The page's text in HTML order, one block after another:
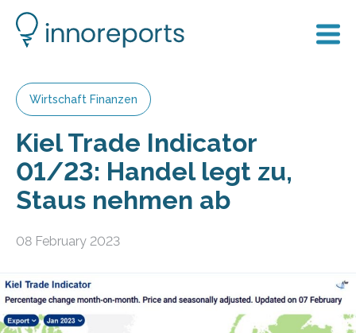
Wirtschaft Finanzen
Kiel Trade Indicator
01/23: Handel legt zu,
Staus nehmen ab
08 February 2023